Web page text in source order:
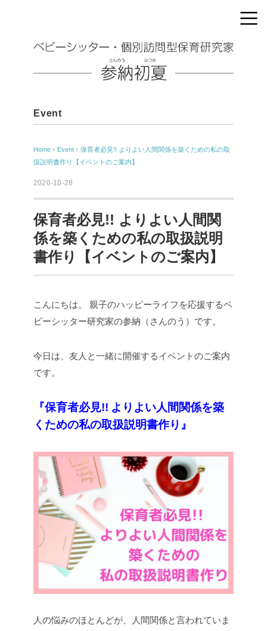
Event
Home › Event › 保育者必見!! よりよい人間関係を築くための私の取
扱説明書作り【イベントのご案内】
2020-10-28
保育者必見!! よりよい人間関
係を築くための私の取扱説明
書作り【イベントのご案内】
こんにちは。
親子のハッピーライフを応援するベ
ビーシッター研究家の参納（さんのう）です。
今日は、友人と一緒に開催するイベントのご案内
です。
『保育者必見!! よりよい人間関係を築
くための私の取扱説明書作り』
人の悩みのほとんどが、人間関係と言われていま